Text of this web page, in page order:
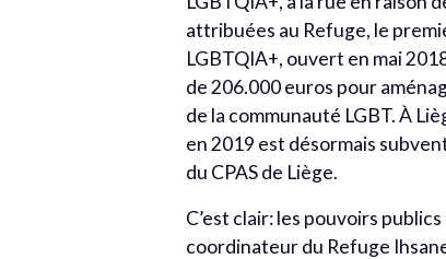
attribuées au Refuge, le
LGBTQIA+, ouvert en mai
de 206.000 euros pour
de la communauté LGBT. À
en 2019 est désormais
du CPAS de Liège.
C’est clair: les pouvoirs
coordinateur du Refuge